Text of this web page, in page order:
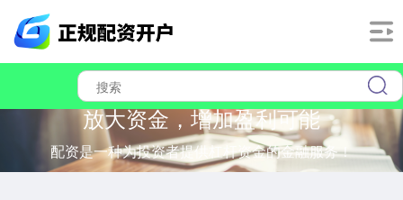
放大资金，增加盈利可能
配资是一种为投资者提供杠杆资金的金融服务！